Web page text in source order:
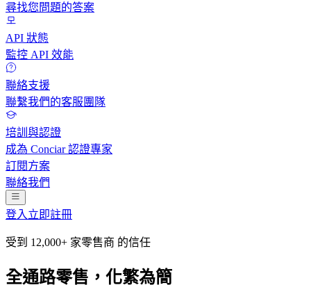
尋找您問題的答案
API 狀態
監控 API 效能
聯絡支援
聯繫我們的客服團隊
培訓與認證
成為 Conciar 認證專家
訂閱方案
聯絡我們
登入 立即註冊
受到 12,000+ 家零售商 的信任
全通路零售，化繁為簡